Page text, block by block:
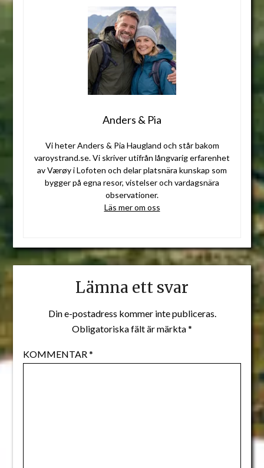
Anders & Pia
Vi heter Anders & Pia Haugland och står bakom
varoystrand.se. Vi skriver utifrån långvarig erfarenhet
av Værøy i Lofoten och delar platsnära kunskap som
bygger på egna resor, vistelser och vardagsnära
observationer.
Läs mer om oss
Lämna ett svar
Din e-postadress kommer inte publiceras.
Obligatoriska fält är märkta*
KOMMENTAR *